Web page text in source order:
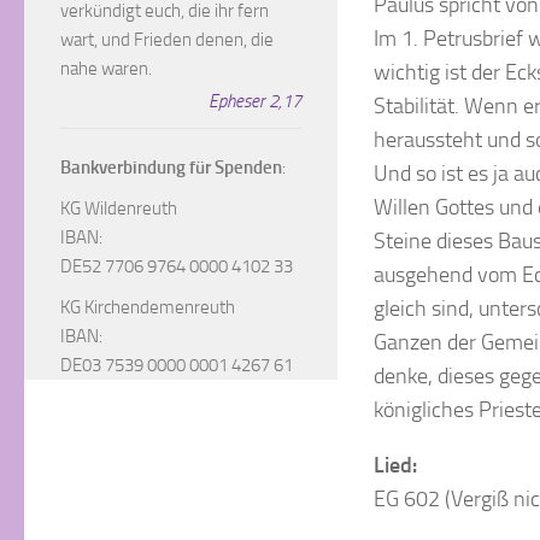
Im 1. Petrusbrief
wichtig ist der
Stabilität. Wenn
heraussteht und
Und so ist es ja
Willen Gottes
Steine dieses
ausgehend vom
gleich sind,
Ganzen der
denke, dieses
königliches
Lied:
EG 602 (Vergiß
verkündigt euch, die ihr fern
wart, und Frieden denen, die
nahe waren.
Epheser 2,17
Bankverbindung für Spenden:
KG Wildenreuth
IBAN:
DE52 7706 9764 0000 4102 33
KG Kirchendemenreuth
IBAN:
DE03 7539 0000 0001 4267 61